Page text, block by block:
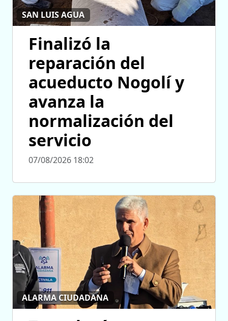
SAN LUIS AGUA
Finalizó la
reparación del
acueducto Nogolí y
avanza la
normalización del
servicio
07/08/2026 18:02
ALARMA CIUDADANA